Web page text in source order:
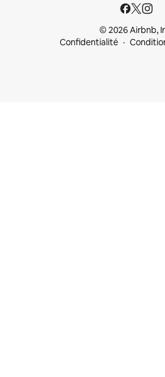
© 2026 Airbnb,
Confidentialité